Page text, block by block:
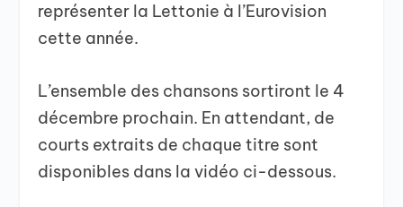
représenter la Lettonie à l’Eurovision
cette année.
L’ensemble des chansons sortiront le 4
décembre prochain. En attendant, de
courts extraits de chaque titre sont
disponibles dans la vidéo ci-dessous.